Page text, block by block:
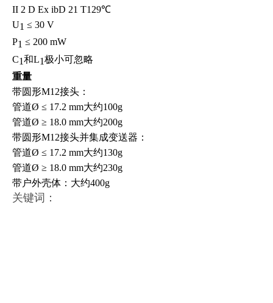
II 2 D Ex ibD 21 T129℃
U1 ≤ 30 V
P1 ≤ 200 mW
C1和L1极小可忽略
重量
带圆形M12接头：
管道Ø ≤ 17.2 mm大约100g
管道Ø ≥ 18.0 mm大约200g
带圆形M12接头并集成变送器：
管道Ø ≤ 17.2 mm大约130g
管道Ø ≥ 18.0 mm大约230g
带户外壳体：大约400g
关键词：